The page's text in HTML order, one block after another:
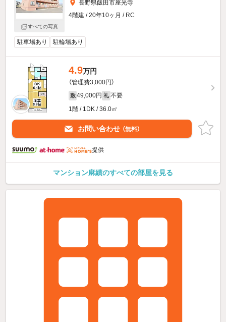
すべての写真
長野県飯田市座光寺
4階建 / 20年10ヶ月 / RC
駐車場あり 駐輪場あり
4.9万円
（管理費3,000円）
敷 49,000円 礼 不要
1階 / 1DK / 36.0㎡
お問い合わせ （無料）
提供
マンション麻績のすべての部屋を見る